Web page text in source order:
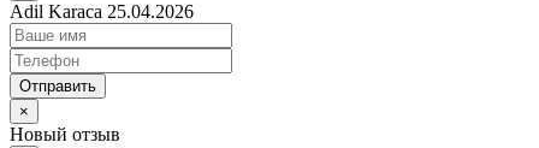
Adil Karaca 25.04.2026
Отправить
×
Новый отзыв